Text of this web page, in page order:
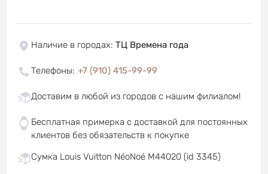
Наличие в городах: ТЦ Времена года
Телефоны: +7 (910) 415-99-99
Доставим в любой из городов с нашим филиалом!
Бесплатная примерка с доставкой для постоянных
клиентов без обязательств к покупке
Сумка Louis Vuitton NéoNoé M44020 (id 3345)